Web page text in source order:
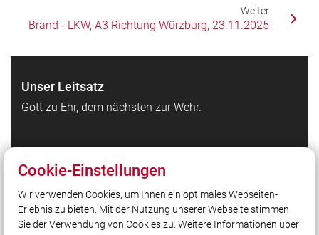
Weiter
Brand - LKW, A3 Richtung Würzburg, 23.11.2025
Unser Leitsatz
Gott zu Ehr, dem nächsten zur Wehr.
Feuerwehr Waldbrunn auf Facebook
Feuerwehr Waldbrunn auf Instagram
Kreisfeuerwehrverband Würzburg
Cookie-Einstellungen
Wir verwenden Cookies, um Ihnen ein optimales Webseiten-
Erlebnis zu bieten. Mit der Nutzung unserer Webseite stimmen
Sie der Verwendung von Cookies zu. Weitere Informationen über